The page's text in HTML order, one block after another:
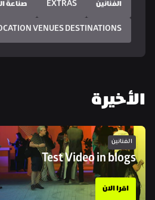
الفنانين EXTRAS صناعة
VENUES DESTINATIONS
الأخيرة
الفنانين
Test Video in blogs
اقرا الان